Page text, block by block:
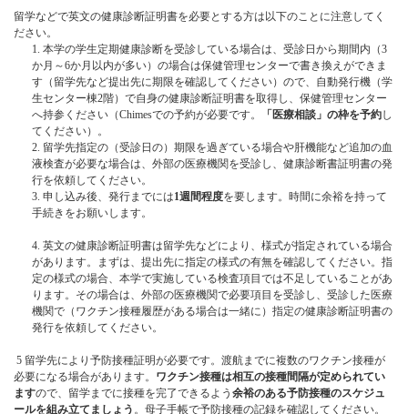
留学などで英文の健康診断証明書を必要とする方は以下のことに注意してく
ださい。
1. 本学の学生定期健康診断を受診している場合は、受診日から期間内（3
か月～6か月以内が多い）の場合は保健管理センターで書き換えができま
す（留学先など提出先に期限を確認してください）ので、自動発行機（学
生センター棟2階）で自身の健康診断証明書を取得し、保健管理センター
へ持参ください（Chimesでの予約が必要です。
「医療相談」の枠を予約し
てください）。
2. 留学先指定の（受診日の）期限を過ぎている場合や肝機能など追加の血
液検査が必要な場合は、外部の医療機関を受診し、健康診断書証明書の発
行を依頼してください。
3. 申し込み後、発行までには1週間程度を要します。時間に余裕を持って
手続きをお願いします。
4. 英文の健康診断証明書は留学先などにより、様式が指定されている場合
があります。まずは、提出先に指定の様式の有無を確認してください。指
定の様式の場合、本学で実施している検査項目では不足していることがあ
ります。その場合は、外部の医療機関で必要項目を受診し、受診した医療
機関で（ワクチン接種履歴がある場合は一緒に）指定の健康診断証明書の
発行を依頼してください。
必要になる場合があります。 ワクチン接種は相互の接種間隔が定められてい
ますので、留学までに接種を完了できるよう 余裕のある予防接種のスケジュ
ールを組み立てましょう 。母子手帳で予防接種の記録を確認してください。